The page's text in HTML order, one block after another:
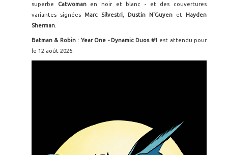
superbe
Catwoman en noir et blanc - et des couvertures
variantes signées Marc Silvestri Dustin N'Guyen et
Hayden
Sherman
Batman & Robin : Year One - Dynamic Duos #1 est attendu pour
le 12 août 2026.